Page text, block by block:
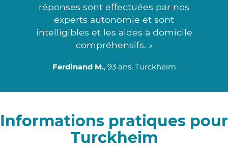
réponses sont effectuées par nos
experts autonomie et sont
intelligibles et les aides à domicile
compréhensifs. »
Ferdinand M., 93 ans, Turckheim
Informations pratiques pour
Turckheim